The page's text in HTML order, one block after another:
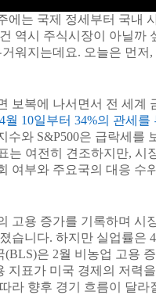
에는 국제 정세부터 국내
역시 주식시장이 아닐까
워지는데요. 오늘은 먼저
보복에 나서면서 전 세계
10일부터 34%의 관세
와 S&P500은 급락세를
는 여전히 견조하지만, 시
여부와 주요국의 대응 수
고용 증가를 기록하며 시
습니다. 하지만 실업률은
은 2월 비농업 고용
지표가 미국 경제의 저력
라 향후 경기 흐름이 달라